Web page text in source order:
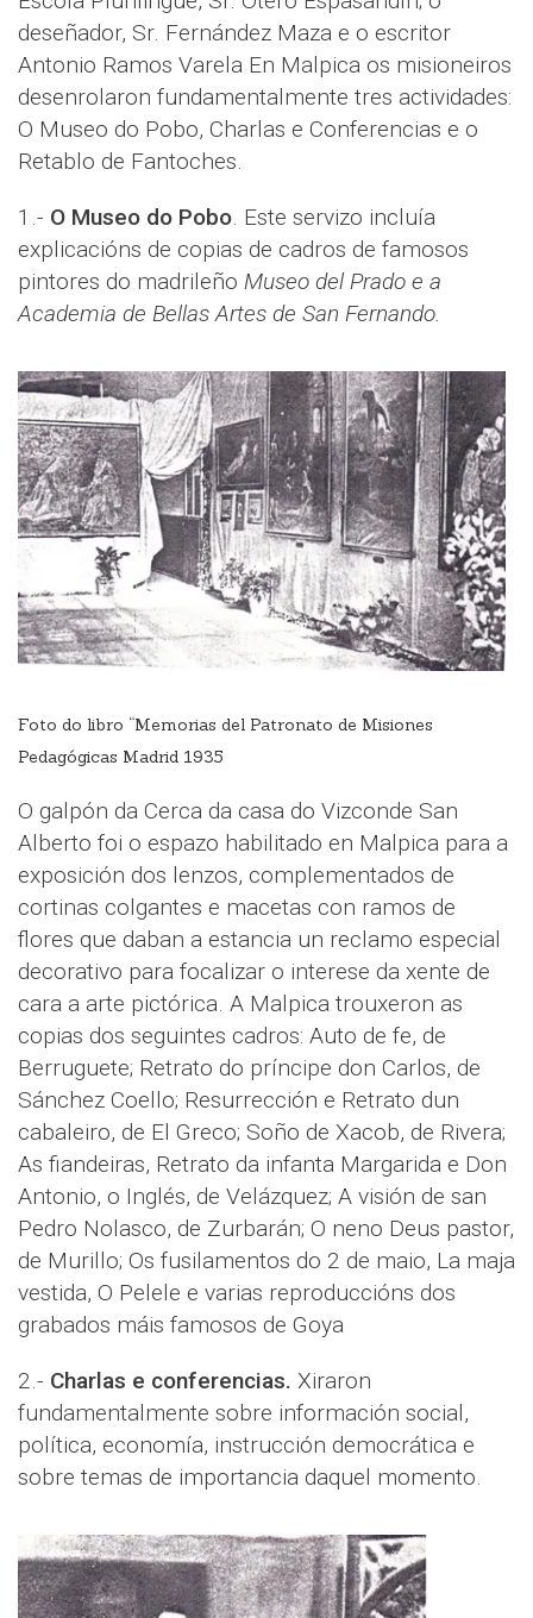
deseñador, Sr. Fernández Maza e o escritor
Antonio Ramos Varela En Malpica os misioneiros
desenrolaron fundamentalmente tres actividades:
O Museo do Pobo, Charlas e Conferencias e o
Retablo de Fantoches.
1.- O Museo do Pobo. Este servizo incluía
explicacións de copias de cadros de famosos
pintores do madrileño Museo del Prado e a
Academia de Bellas Artes de San Fernando.
Foto do libro “Memorias del Patronato de Misiones
Pedagógicas Madrid 1935
O galpón da Cerca da casa do Vizconde San
Alberto foi o espazo habilitado en Malpica para a
exposición dos lenzos, complementados de
cortinas colgantes e macetas con ramos de
flores que daban a estancia un reclamo especial
decorativo para focalizar o interese da xente de
cara a arte pictórica. A Malpica trouxeron as
copias dos seguintes cadros: Auto de fe, de
Berruguete; Retrato do príncipe don Carlos, de
Sánchez Coello; Resurrección e Retrato dun
cabaleiro, de El Greco; Soño de Xacob, de Rivera;
As fiandeiras, Retrato da infanta Margarida e Don
Antonio, o Inglés, de Velázquez; A visión de san
Pedro Nolasco, de Zurbarán; O neno Deus pastor,
de Murillo; Os fusilamentos do 2 de maio, La maja
vestida, O Pelele e varias reproduccións dos
grabados máis famosos de Goya
2.- Charlas e conferencias. Xiraron
fundamentalmente sobre información social,
política, economía, instrucción democrática e
sobre temas de importancia daquel momento.